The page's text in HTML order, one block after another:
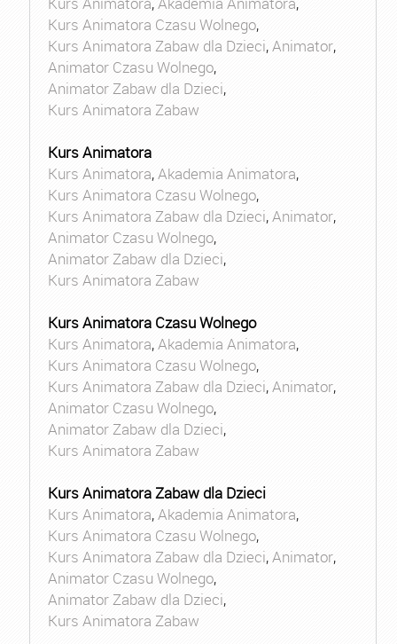
Kurs Animatora Czasu Wolnego,
Kurs Animatora Zabaw dla Dzieci,Animator,
Animator Czasu Wolnego,
Animator Zabaw dla Dzieci,
Kurs Animatora Zabaw
Kurs Animatora
Kurs Animatora,Akademia Animatora,
Kurs Animatora Czasu Wolnego,
Kurs Animatora Zabaw dla Dzieci,Animator,
Animator Czasu Wolnego,
Animator Zabaw dla Dzieci,
Kurs Animatora Zabaw
Kurs Animatora Czasu Wolnego
Kurs Animatora,Akademia Animatora,
Kurs Animatora Czasu Wolnego,
Kurs Animatora Zabaw dla Dzieci,Animator,
Animator Czasu Wolnego,
Animator Zabaw dla Dzieci,
Kurs Animatora Zabaw
Kurs Animatora Zabaw dla Dzieci
Kurs Animatora,Akademia Animatora,
Kurs Animatora Czasu Wolnego,
Kurs Animatora Zabaw dla Dzieci,Animator,
Animator Czasu Wolnego,
Animator Zabaw dla Dzieci,
Kurs Animatora Zabaw